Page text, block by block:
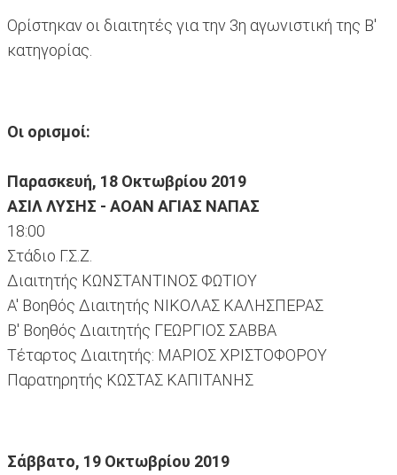
Ορίστηκαν οι διαιτητές για την 3η αγωνιστική της Β'
κατηγορίας.
Οι ορισμοί:
Παρασκευή, 18 Οκτωβρίου 2019
ΑΣΙΛ ΛΥΣΗΣ - ΑΟΑΝ ΑΓΙΑΣ ΝΑΠΑΣ
18:00
Στάδιο Γ.Σ.Ζ.
Διαιτητής ΚΩΝΣΤΑΝΤΙΝΟΣ ΦΩΤΙΟΥ
Α' Βοηθός Διαιτητής ΝΙΚΟΛΑΣ ΚΑΛΗΣΠΕΡΑΣ
Β' Βοηθός Διαιτητής ΓΕΩΡΓΙΟΣ ΣΑΒΒΑ
Τέταρτος Διαιτητής: ΜΑΡΙΟΣ ΧΡΙΣΤΟΦΟΡΟΥ
Παρατηρητής ΚΩΣΤΑΣ ΚΑΠΙΤΑΝΗΣ
Σάββατο, 19 Οκτωβρίου 2019